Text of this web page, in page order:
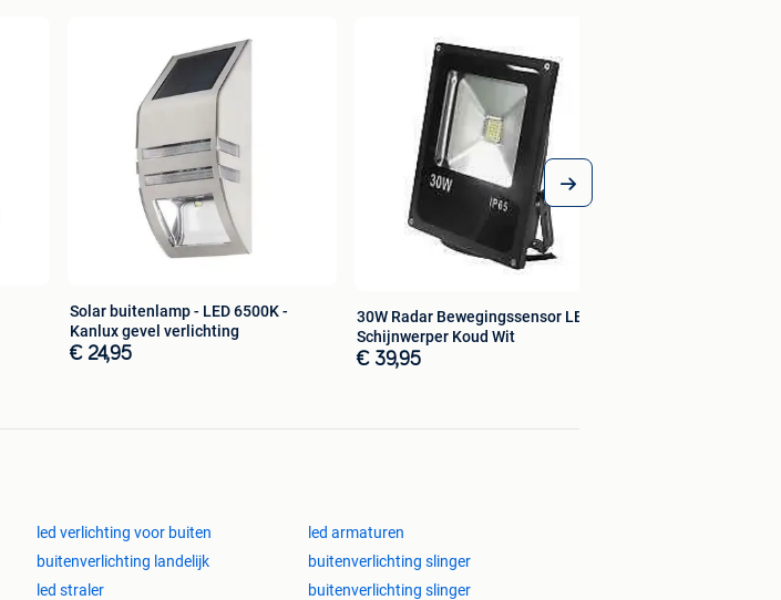
Solar buitenlamp - LED 6500K -
Kanlux gevel verlichting
€ 24,95
30W Radar Bewegingssensor LED
Schijnwerper Koud Wit
€ 39,95
led verlichting voor buiten
led armaturen
buitenverlichting landelijk
buitenverlichting slinger
led straler buitenverlichting slinger